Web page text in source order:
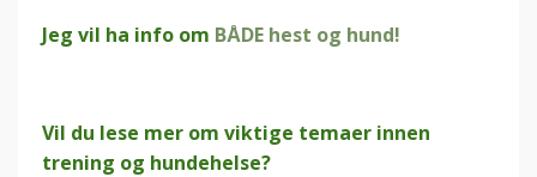
Jeg vil ha info om BÅDE hest og hund!
Vil du lese mer om viktige temaer innen
trening og hundehelse?